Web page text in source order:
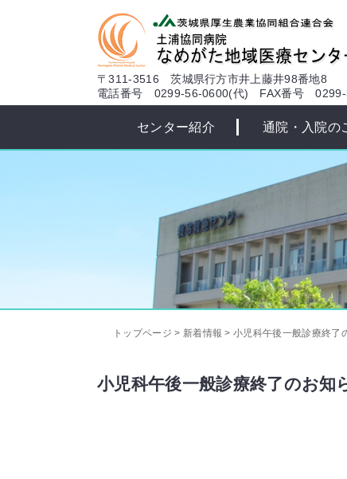
〒311-3516 茨城県行方市井上藤井98番地8
電話番号 0299-56-0600(代)
FAX番号 0299-
センター紹介 通院・入院の
トップページ > 新着情報 >小児科午後一般診療終了
小児科午後一般診療終了のお知